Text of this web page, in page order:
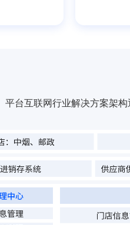
平台互联网行业解决方案架